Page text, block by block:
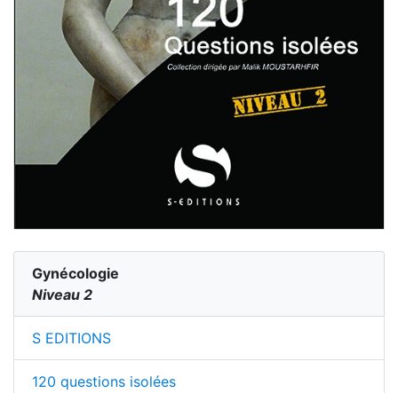
Gynécologie
Niveau 2
S EDITIONS
120 questions isolées